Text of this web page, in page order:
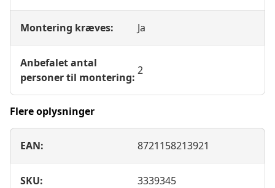
Montering kræves: Ja
Anbefalet antal
personer til montering:
2
Flere oplysninger
EAN: 8721158213921
SKU: 3339345